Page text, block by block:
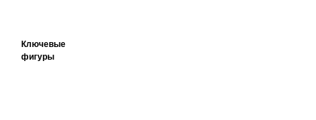
Ключевые
фигуры